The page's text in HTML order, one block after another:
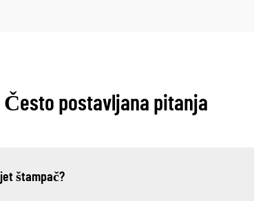
Često postavljana pitanja
štampač?